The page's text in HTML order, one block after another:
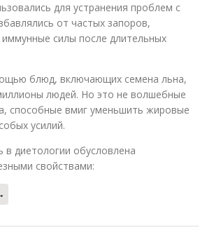
для устранения проблем с
от частых запоров,
иммунные силы после длительных
блюд, включающих семена льна,
людей. Но это не волшебные
способные вмиг уменьшить жировые
усилий.
в диетологии обусловлена
свойствами: